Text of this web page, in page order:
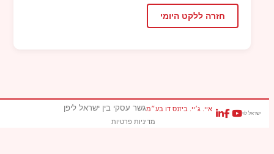
חזרה ללקט היומי
ישראל לוי
איי. ג׳יי. ביזנס דו בע״מגשר עסקי בין ישראל ליפן
מדיניות פרטיות